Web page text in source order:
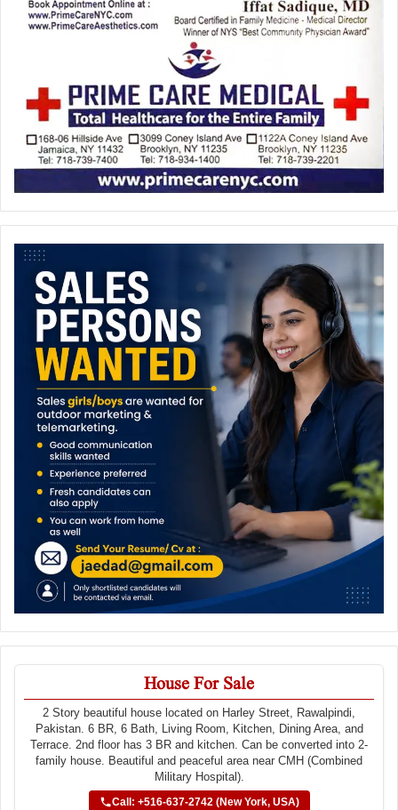
House For Sale
2 Story beautiful house located on Harley Street, Rawalpindi,
Pakistan. 6 BR, 6 Bath, Living Room, Kitchen, Dining Area, and
Terrace. 2nd floor has 3 BR and kitchen. Can be converted into 2-
family house. Beautiful and peaceful area near CMH (Combined
Military Hospital).
Call: +516-637-2742 (New York, USA)